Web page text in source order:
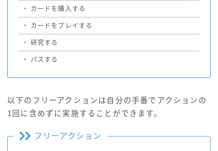
・ カードを購入する
・ カードをプレイする
・ 研究する
・ パスする
以下のフリーアクションは自分の手番でアクションの
1回に含めずに実施することができます。
フリーアクション